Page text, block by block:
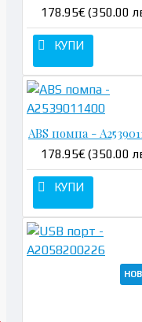
178.95€ (350.00
КУПИ
ABS помпа -
178.95€ (350.00
КУПИ
НОВ